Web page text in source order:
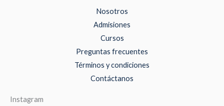
Nosotros
Admisiones
Cursos
Preguntas frecuentes
Términos y condiciones
Contáctanos
Instagram